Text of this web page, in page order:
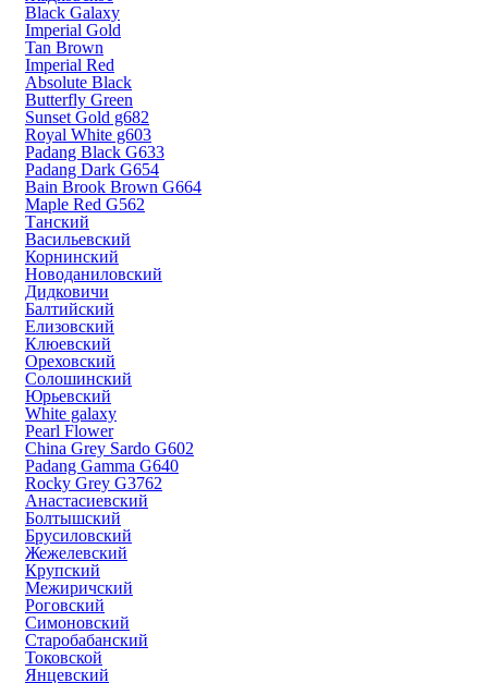
Black Galaxy
Imperial Gold
Tan Brown
Imperial Red
Absolute Black
Butterfly Green
Sunset Gold g682
Royal White g603
Padang Black G633
Padang Dark G654
Bain Brook Brown G664
Maple Red G562
Танский
Васильевский
Корнинский
Новоданиловский
Дидковичи
Балтийский
Елизовский
Клюевский
Ореховский
Солошинский
Юрьевский
White galaxy
Pearl Flower
China Grey Sardo G602
Padang Gamma G640
Rocky Grey G3762
Анастасиевский
Болтышский
Брусиловский
Жежелевский
Крупский
Межиричский
Роговский
Симоновский
Старобабанский
Токовской
Янцевский